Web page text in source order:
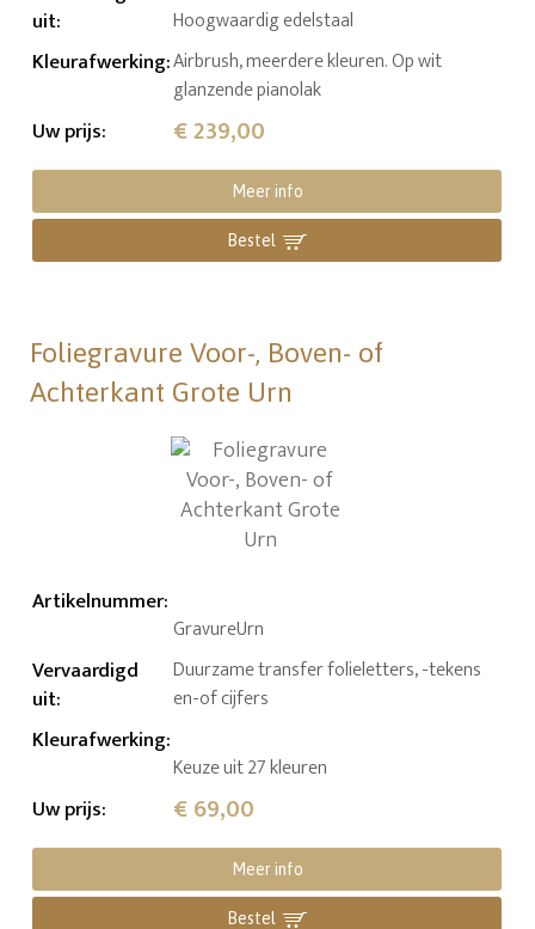
uit: Hoogwaardig edelstaal
Kleurafwerking:Airbrush, meerdere kleuren. Op wit
glanzende pianolak
Uw prijs: € 239,00
Meer info
Bestel
Foliegravure Voor-, Boven- of
Achterkant Grote Urn
Artikelnummer:
GravureUrn
Vervaardigd
uit:
Duurzame transfer folieletters, -tekens
en-of cijfers
Kleurafwerking:
Keuze uit 27 kleuren
Uw prijs: € 69,00
Meer info
Bestel